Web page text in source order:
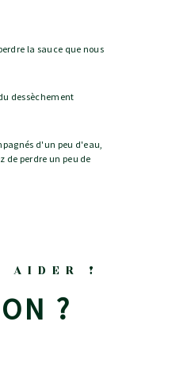
la sauce que nous
dessèchement
d'un peu d'eau,
de perdre un peu de
AIDER !
?